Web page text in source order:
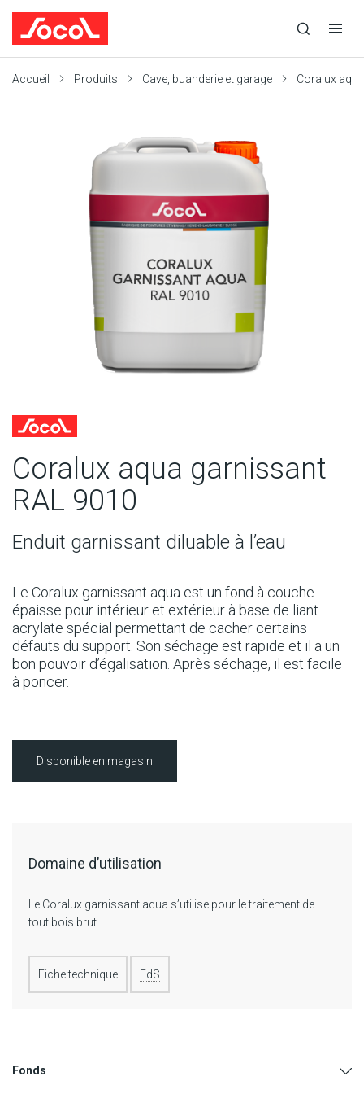
recherche
recherche
navigation
Accueil Produits Cave, buanderie et garage Coralux
Coralux aqua garnissant
RAL 9010
Enduit garnissant diluable à l’eau
Le Coralux garnissant aqua est un fond à couche
épaisse pour intérieur et extérieur à base de liant
acrylate spécial permettant de cacher certains
défauts du support. Son séchage est rapide et il a un
bon pouvoir d’égalisation. Après séchage, il est facile
à poncer.
Disponible en magasin
Domaine d’utilisation
Le Coralux garnissant aqua s’utilise pour le traitement de
tout bois brut.
Fiche technique FdS
Fonds